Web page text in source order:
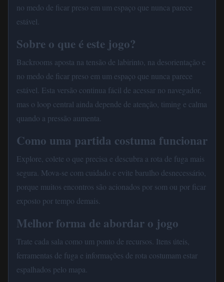
no medo de ficar preso em um espaço que nunca parece
estável.
Sobre o que é este jogo?
Backrooms aposta na tensão de labirinto, na desorientação e
no medo de ficar preso em um espaço que nunca parece
estável. Esta versão continua fácil de acessar no navegador,
mas o loop central ainda depende de atenção, timing e calma
quando a pressão aumenta.
Como uma partida costuma funcionar
Explore, colete o que precisa e descubra a rota de fuga mais
segura. Mova-se com cuidado e evite barulho desnecessário,
porque muitos encontros são acionados por som ou por ficar
exposto por tempo demais.
Melhor forma de abordar o jogo
Trate cada sala como um ponto de recursos. Itens úteis,
ferramentas de fuga e informações de rota costumam estar
espalhados pelo mapa.